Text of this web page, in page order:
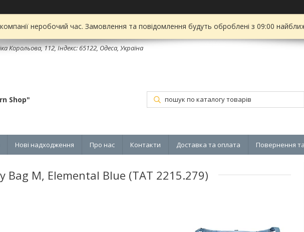
неробочий час. Замовлення та повідомлення будуть оброблені з 09:00
Корольова, 112, Індекс: 65122, Одеса, Україна
Shop"
Нові надходження Про нас Контакти Доставка та оплата Повернення
Bag M, Elemental Blue (TAT 2215.279)